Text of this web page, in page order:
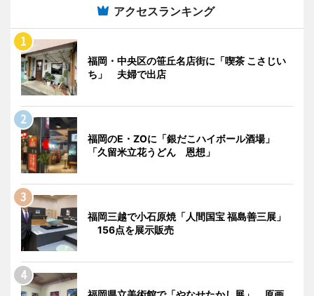
アクセスランキング
福岡・中央区の笹丘名店街に「喫茶 こさじい
ち」 夫婦で出店
福岡のE・ZOに「銀だこハイボール酒場」
「久留米立花うどん 恩想」
福岡三越で小石原焼「人間国宝 福島善三展」
156点を展示販売